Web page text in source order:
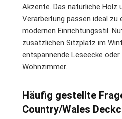
Akzente. Das natürliche Holz
Verarbeitung passen ideal zu
modernen Einrichtungsstil.
zusätzlichen Sitzplatz im
entspannende Leseecke
Wohnzimmer.
Häufig gestellte
Country/Wales